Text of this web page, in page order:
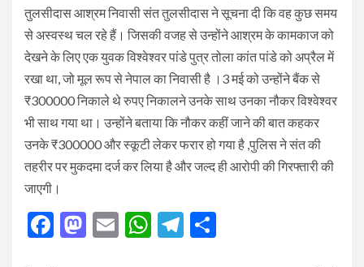
तुलसीदास आश्रम निवासी संत तुलसीदास ने सूचना दी कि वह कुछ समय
से अस्वस्थ चल रहे हैं। जिसकी वजह से उन्होंने आश्रम के कामकाज को
देखने के लिए एक युवक विश्वेश्वर पांडे पुत्र तोला कांत पांडे को अप्रैल में
रखा था, जो मूल रूप से नेपाल का निवासी है ।3 मई को उन्होंने बैंक से
₹300000 निकाले थे रुपए निकालने उनके साथ उनका नौकर विश्वेश्वर
भी साथ गया था। उन्होंने बताया कि नौकर कहीं जाने की बात कहकर
उनके ₹300000 और स्कूटी लेकर फरार हो गया है ,पुलिस ने संत की
तहरीर पर मुकदमा दर्ज कर लिया है और जल्द ही आरोपी की गिरफ्तारी की
जाएगी।
Facebook
Mastodon
EmailWhatsApp
Telegram